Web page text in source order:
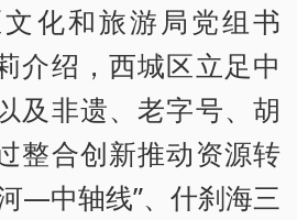
化和旅游局党组书
介绍，西城区立足中
及非遗、老字号、胡
整合创新推动资源转
—中轴线”、什刹海三